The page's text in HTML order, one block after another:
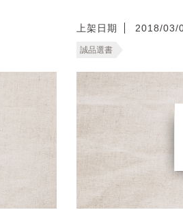
上架日期 2018/03/
誠品選書